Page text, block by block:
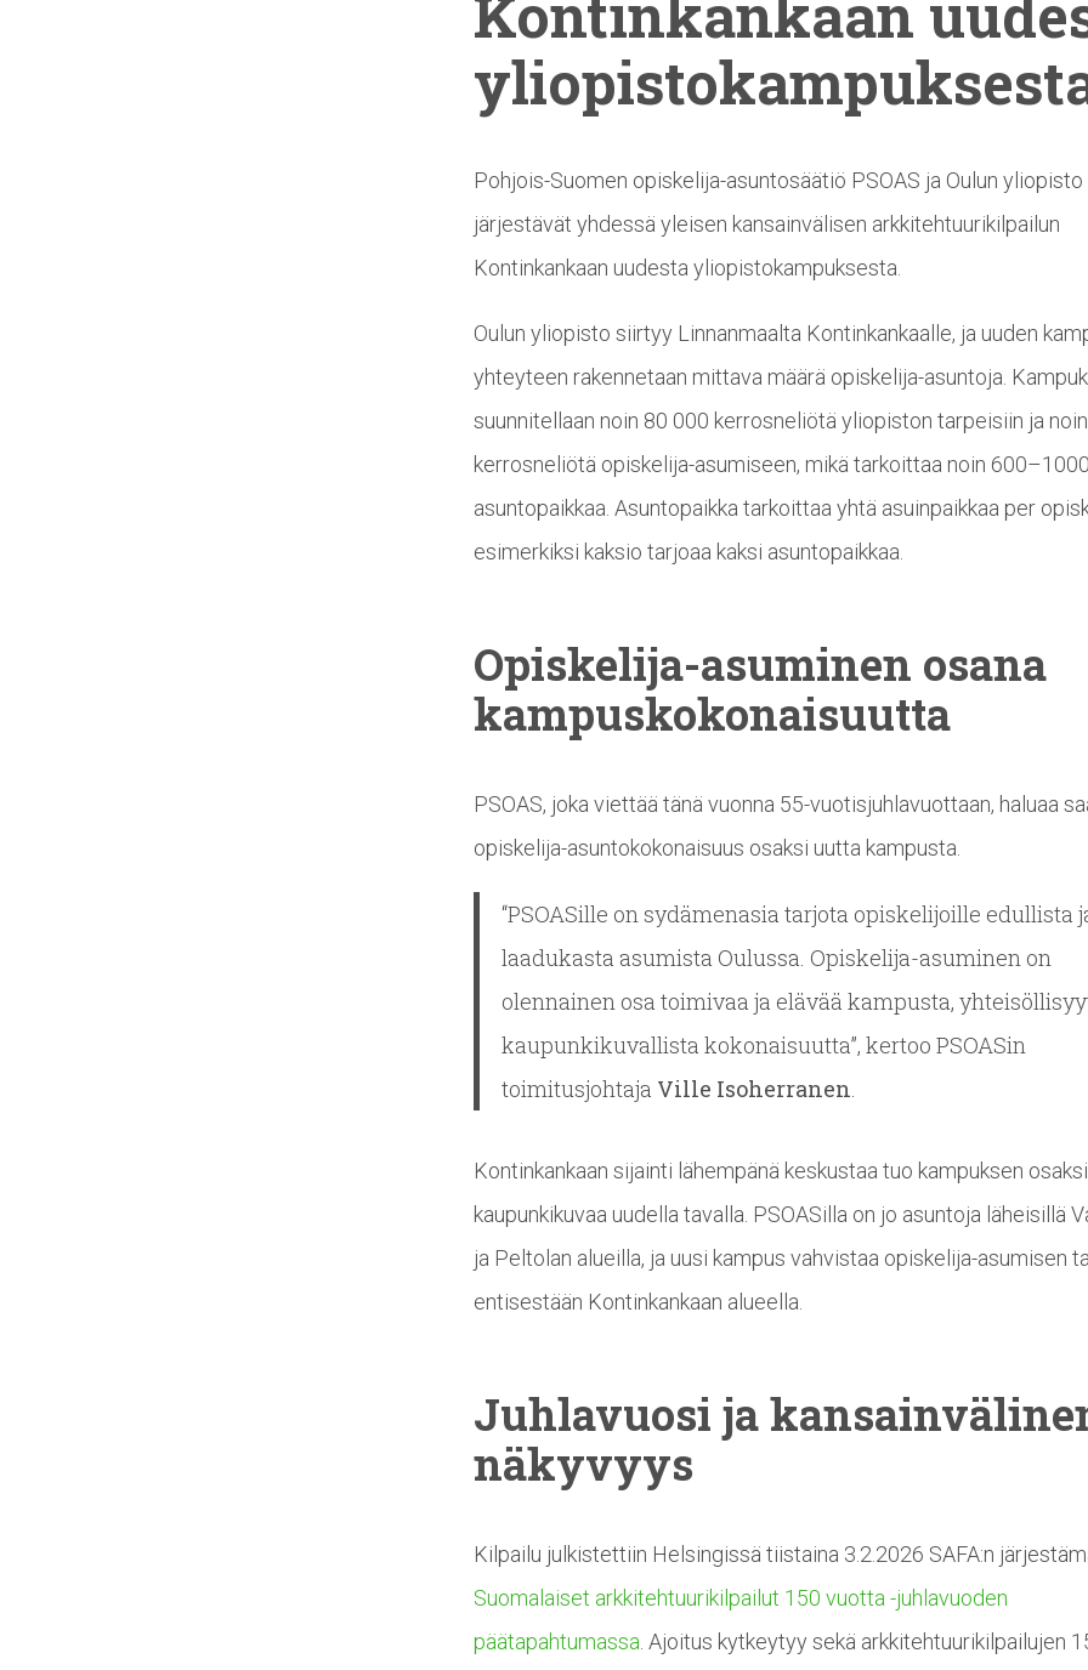
Pohjois-Suomen opiskelija-asuntosäätiö PSOAS ja Oulun yliopisto
järjestävät yhdessä yleisen kansainvälisen arkkitehtuurikilpailun
Kontinkankaan uudesta yliopistokampuksesta.
Oulun yliopisto siirtyy Linnanmaalta Kontinkankaalle, ja uuden
yhteyteen rakennetaan mittava määrä opiskelija-asuntoja.
suunnitellaan noin 80 000 kerrosneliötä yliopiston tarpeisiin ja
kerrosneliötä opiskelija-asumiseen, mikä tarkoittaa noin 600–1000
asuntopaikkaa. Asuntopaikka tarkoittaa yhtä asuinpaikkaa per
esimerkiksi kaksio tarjoaa kaksi asuntopaikkaa.
Opiskelija-asuminen osana
kampuskokonaisuutta
PSOAS, joka viettää tänä vuonna 55-vuotisjuhlavuottaan, haluaa
opiskelija-asuntokokonaisuus osaksi uutta kampusta.
“PSOASille on sydämenasia tarjota opiskelijoille edullista
laadukasta asumista Oulussa. Opiskelija-asuminen on
olennainen osa toimivaa ja elävää kampusta,
kaupunkikuvallista kokonaisuutta”, kertoo PSOASin
toimitusjohtaja Ville Isoherranen.
Kontinkankaan sijainti lähempänä keskustaa tuo kampuksen osaksi
kaupunkikuvaa uudella tavalla. PSOASilla on jo asuntoja läheisillä
ja Peltolan alueilla, ja uusi kampus vahvistaa opiskelija-asumisen
entisestään Kontinkankaan alueella.
Juhlavuosi ja
näkyvyys
Kilpailu julkistettiin Helsingissä tiistaina 3.2.2026 SAFA:n
Suomalaiset arkkitehtuurikilpailut 150 vuotta -juhlavuoden
päätapahtumassa . Ajoitus kytkeytyy sekä arkkitehtuurikilpailujen